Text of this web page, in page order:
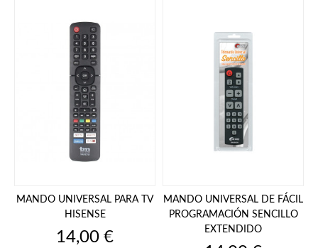
MANDO UNIVERSAL PARA TV
HISENSE
Precio
14,00 €
MANDO UNIVERSAL DE FÁCIL
PROGRAMACIÓN SENCILLO
EXTENDIDO